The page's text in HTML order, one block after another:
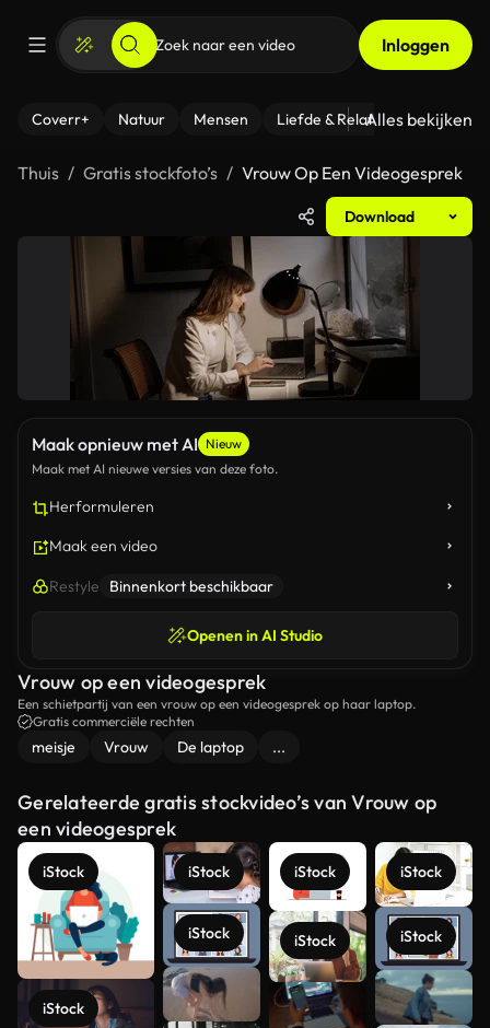
Inloggen
Coverr+ Natuur Mensen Liefde & Relaties - Fitness
Alles bekijken
Thuis Gratis stockfoto’s Vrouw Op Een Videogesprek
Download
Maak opnieuw met AI Nieuw
Maak met AI nieuwe versies van deze foto.
Herformuleren
Maak een video
Restyle Binnenkort beschikbaar
Openen in AI Studio
Vrouw op een videogesprek
Een schietpartij van een vrouw op een videogesprek op haar laptop.
Gratis commerciële rechten
meisje Vrouw De laptop ...
Gerelateerde gratis stockvideo’s van Vrouw op
een videogesprek
iStock
iStock
iStock
iStock
iStock
iStock
iStock
iStock
Meer
bekijken